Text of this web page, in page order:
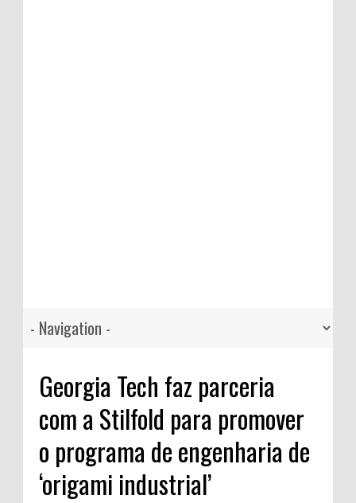
Georgia Tech faz parceria
com a Stilfold para promover
o programa de engenharia de
‘origami industrial’